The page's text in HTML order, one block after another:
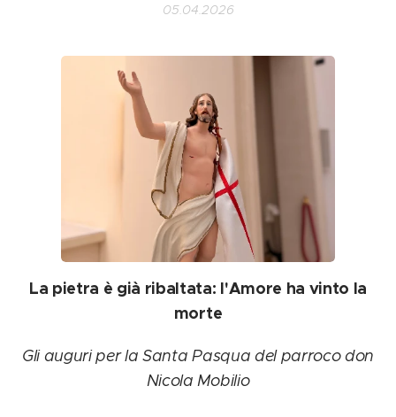
05.04.2026
La pietra è già ribaltata: l'Amore ha vinto la
morte
Gli auguri per la Santa Pasqua del parroco don
Nicola Mobilio